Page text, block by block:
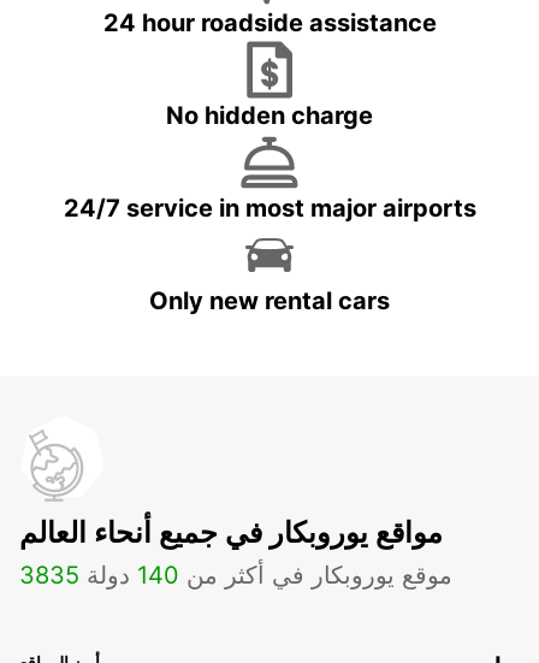
24 hour roadside assistance
No hidden charge
24/7 service in most major airports
Only new rental cars
مواقع يوروبكار في جميع أنحاء العالم
3835 موقع يوروبكار في أكثر من 140 دولة